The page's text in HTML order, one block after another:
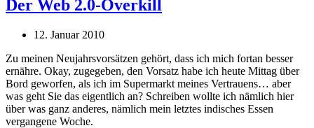
Der Web 2.0-Overkill
12. Januar 2010
Zu meinen Neujahrsvorsätzen gehört, dass ich mich fortan besser
ernähre. Okay, zugegeben, den Vorsatz habe ich heute Mittag über
Bord geworfen, als ich im Supermarkt meines Vertrauens… aber
was geht Sie das eigentlich an? Schreiben wollte ich nämlich hier
über was ganz anderes, nämlich mein letztes indisches Essen
vergangene Woche.